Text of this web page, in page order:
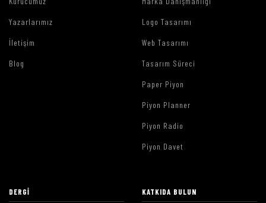
Yazarlarımız
İletişim
Blog
Logo Tasarımı
Web Tasarımı
Tasarım Süreci
Paper Piyon
Piyon Planner
Piyon Radio
Piyon Davet
DERGI KATKIDA BULUN